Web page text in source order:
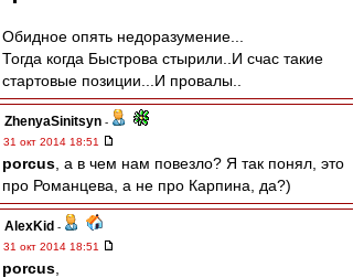
Обидное опять недоразумение...
Тогда когда Быстрова стырили..И счас такие
стартовые позиции...И провалы..
ZhenyaSinitsyn -
31 окт 2014 18:51
porcus , а в чем нам повезло? Я так понял, это
про Романцева, а не про Карпина, да?)
AlexKid -
31 окт 2014 18:51
porcus